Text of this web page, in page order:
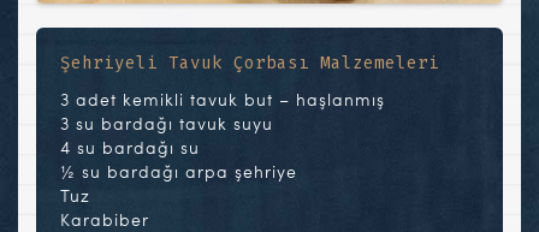
Şehriyeli Tavuk Çorbası Malzemeleri
3 adet kemikli tavuk but – haşlanmış
3 su bardağı tavuk suyu
4 su bardağı su
½ su bardağı arpa şehriye
Tuz
Karabiber